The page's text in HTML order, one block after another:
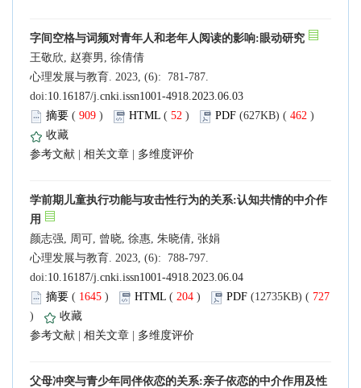
字间空格与词频对青年人和老年人阅读的影响:眼动研究
王敬欣, 赵赛男, 徐倩倩
心理发展与教育. 2023, (6): 781-787.
doi:10.16187/j.cnki.issn1001-4918.2023.06.03
摘要 ( 909 ) HTML ( 52 ) PDF (627KB) ( 462 )
收藏
参考文献 | 相关文章 | 多维度评价
学前期儿童执行功能与攻击性行为的关系:认知共情的中介作
用
颜志强, 周可, 曾晓, 徐惠, 朱晓倩, 张娟
心理发展与教育. 2023, (6): 788-797.
doi:10.16187/j.cnki.issn1001-4918.2023.06.04
摘要 ( 1645 ) HTML ( 204 ) PDF (12735KB) ( 727
)
收藏
参考文献 | 相关文章 | 多维度评价
父母冲突与青少年同伴依恋的关系:亲子依恋的中介作用及性